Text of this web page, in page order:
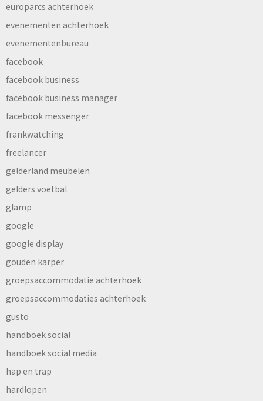
europarcs achterhoek
evenementen achterhoek
evenementenbureau
facebook
facebook business
facebook business manager
facebook messenger
frankwatching
freelancer
gelderland meubelen
gelders voetbal
glamp
google
google display
gouden karper
groepsaccommodatie achterhoek
groepsaccommodaties achterhoek
gusto
handboek social
handboek social media
hap en trap
hardlopen